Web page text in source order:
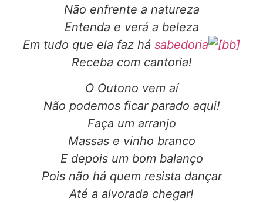
Não enfrente a natureza
Entenda e verá a beleza
Em tudo que ela faz há sabedoria
Receba com cantoria!
O Outono vem aí
Não podemos ficar parado aqui!
Faça um arranjo
Massas e vinho branco
E depois um bom balanço
Pois não há quem resista dançar
Até a alvorada chegar!